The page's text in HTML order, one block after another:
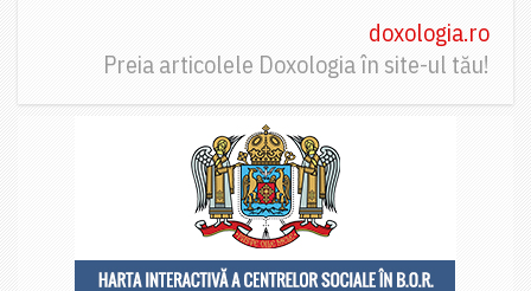
doxologia.ro
Preia articolele Doxologia în site-ul tău!